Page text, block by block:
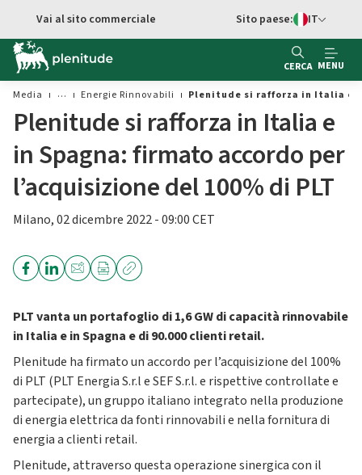
Vai al contenuto principale
Vai al sito commerciale
Switch di
Sito paese: IT
CERCA MENU
Media Energie Rinnovabili Plenitude si rafforza in Italia e
Plenitude si rafforza in Italia e
in Spagna: firmato accordo per
l’acquisizione del 100% di PLT
Milano, 02 dicembre 2022 - 09:00 CET
PLT vanta un portafoglio di 1,6 GW di capacità rinnovabile
in Italia e in Spagna e di 90.000 clienti retail.
Plenitude ha firmato un accordo per l’acquisizione del 100%
di PLT (PLT Energia S.r.l e SEF S.r.l. e rispettive controllate e
partecipate), un gruppo italiano integrato nella produzione
di energia elettrica da fonti rinnovabili e nella fornitura di
energia a clienti retail.
Plenitude, attraverso questa operazione sinergica con il